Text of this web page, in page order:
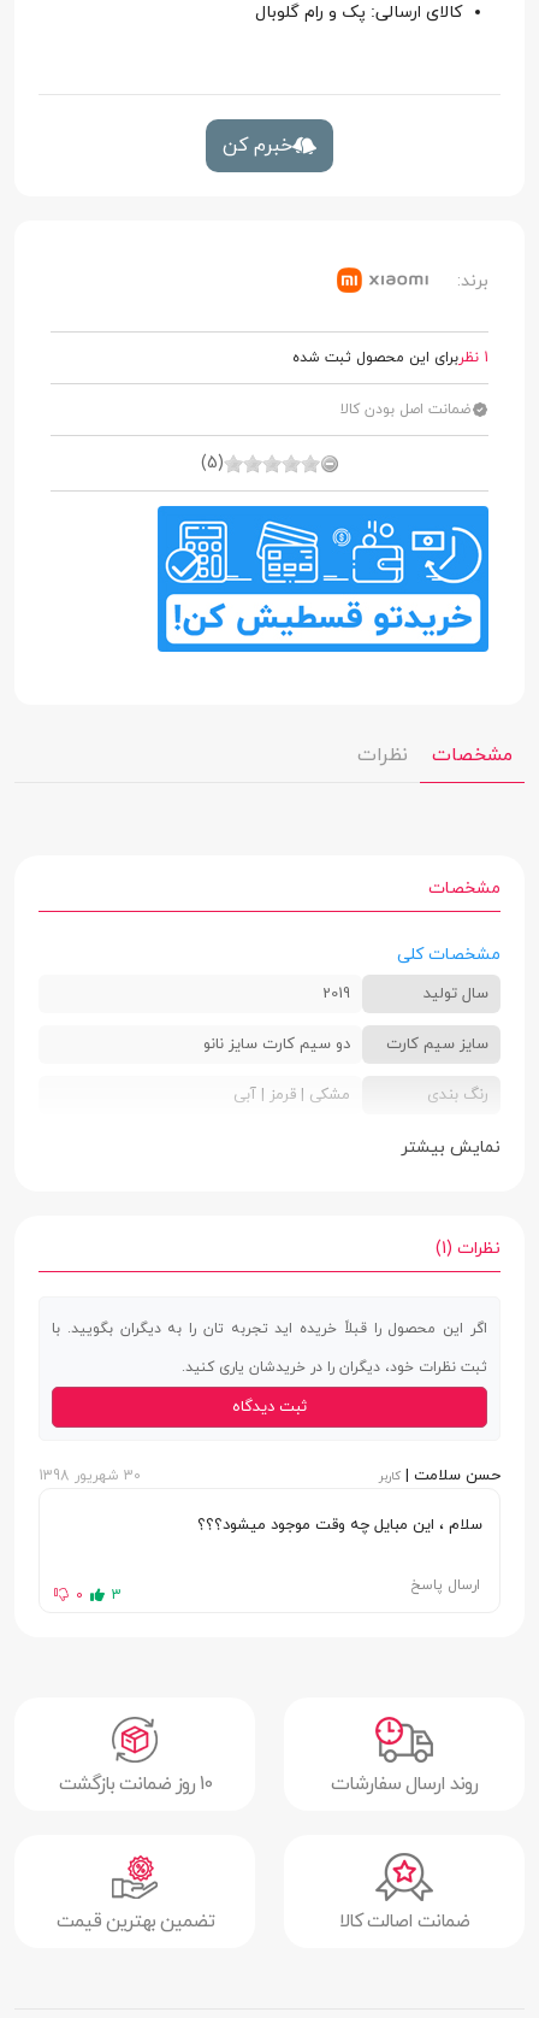
کالای ارسالی: پک و رام گلوبال
خبرم کن
برند:
1 نظر برای این محصول ثبت شده
ضمانت اصل بودن کالا
(5)
مشخصات نظرات
مشخصات
مشخصات کلی
سال تولید 2019
سایز سیم کارت دو سیم کارت سایز نانو
رنگ بندی مشکی | قرمز | آبی
ابعاد
جنس بدنه
صفحه نمایش
لمسی
دارد
نوع صفحه
IPS
اندازه صفحه
6.26 اینچ
نسبت ابعاد
صفحه نمایش
نمایش به بدنه
فناوری محافظت
پوشش گوریلا گلس 5 (Corning Gorilla
نمایش بیشتر
نظرات (1)
اگر این محصول را قبلاً خریده اید تجربه تان را به دیگران بگویید. با
ثبت نظرات خود، دیگران را در خریدشان یاری کنید.
ثبت دیدگاه
حسن سلامت | کاربر 30 شهریور 1398
سلام ، این مبایل چه وقت موجود میشود؟؟؟
3
0 ارسال پاسخ
روند ارسال سفارشات 10 روز ضمانت بازگشت
ضمانت اصالت کالا تضمین بهترین قیمت